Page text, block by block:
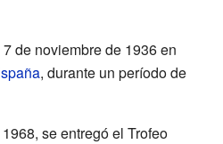
de noviembre de 1936 en
, durante un período de
se entregó el Trofeo